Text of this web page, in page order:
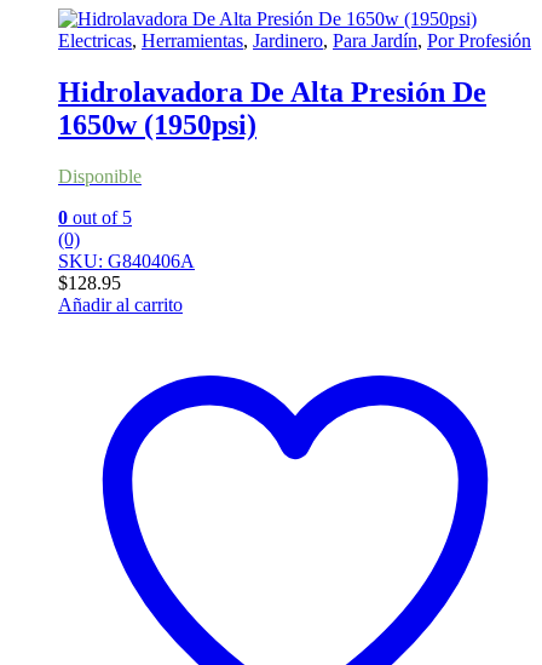
Electricas, Herramientas, Jardinero, Para Jardín, Por Profesión
Hidrolavadora De Alta Presión De
1650w (1950psi)
Disponible
0 out of 5
(0)
SKU: G840406A
$128.95
Añadir al carrito